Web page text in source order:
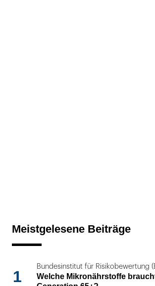
Meistgelesene Beiträge
1
Bundesinstitut für Risikobewertung
Welche Mikronährstoffe